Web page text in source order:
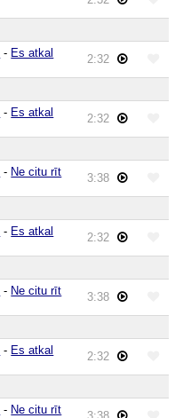
- Es atkal
2:32
- Es atkal
2:32
- Ne citu rīt 3:38
- Es atkal
2:32
- Ne citu rīt 3:38
- Es atkal
2:32
- Ne citu rīt